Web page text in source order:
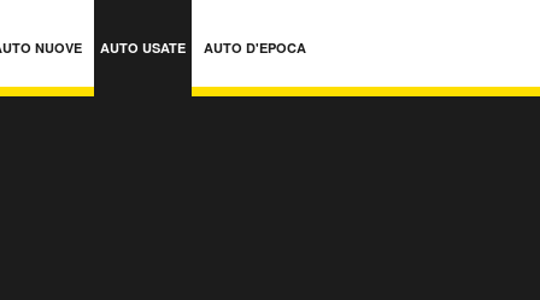
NUOVE AUTO USATE AUTO D'EPOCA